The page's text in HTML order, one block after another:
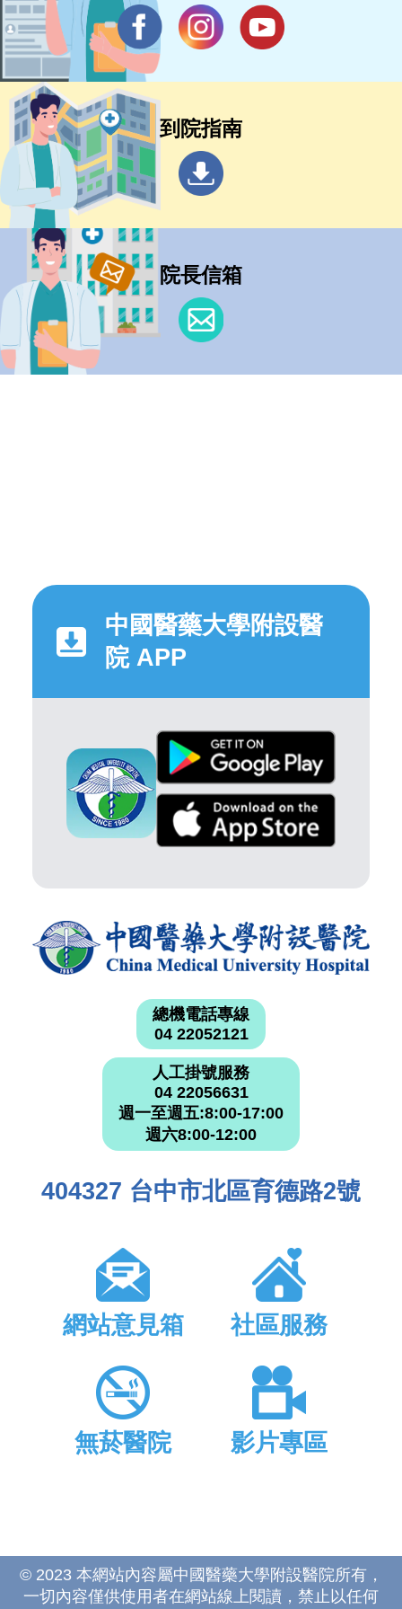
到院指南
院長信箱
中國醫藥大學附設醫
院 APP
總機電話專線
04 22052121
人工掛號服務
04 22056631
週一至週五:8:00-17:00
週六8:00-12:00
404327 台中市北區育德路2號
網站意見箱 社區服務
無菸醫院 影片專區
© 2023 本網站內容屬中國醫藥大學附設醫院所有，
一切內容僅供使用者在網站線上閱讀，禁止以任何